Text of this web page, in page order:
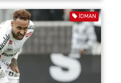
İDMAN